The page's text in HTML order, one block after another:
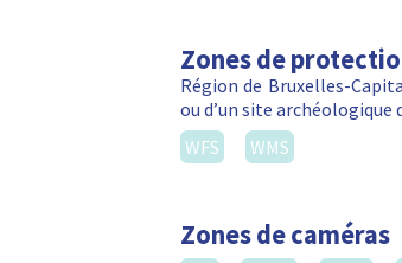
Zones de
Région de Bruxelles-
ou d’un site
WFS
WMS
Zones de caméras